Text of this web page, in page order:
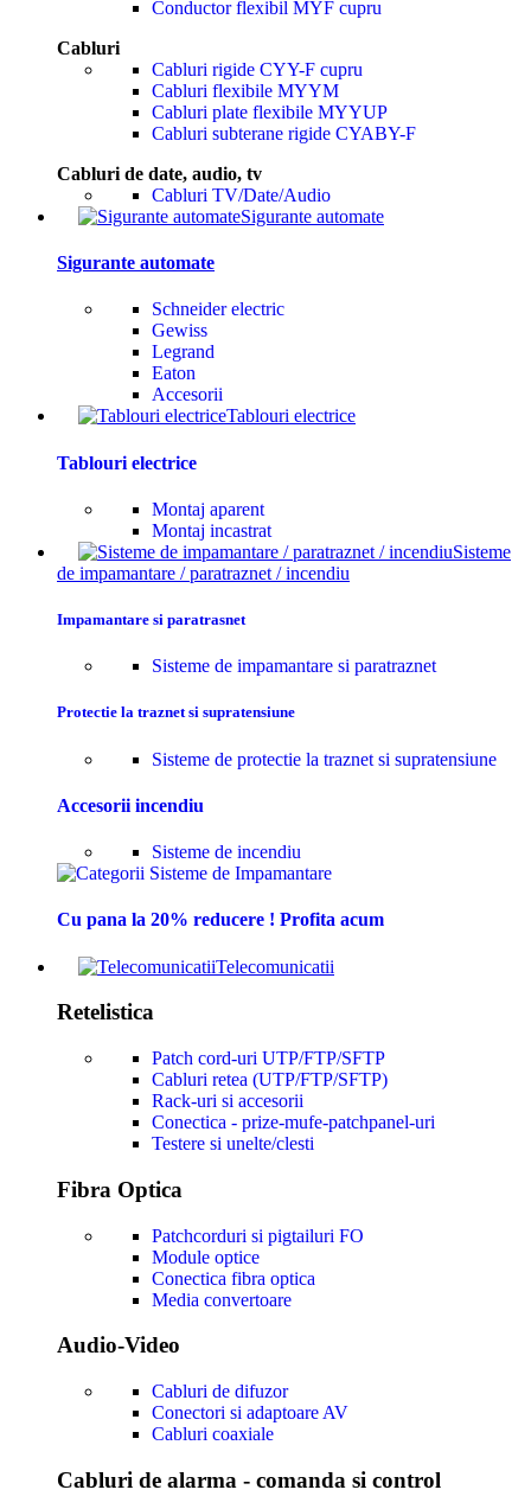
Conductor flexibil MYF cupru
Cabluri
Cabluri rigide CYY-F cupru
Cabluri flexibile MYYM
Cabluri plate flexibile MYYUP
Cabluri subterane rigide CYABY-F
Cabluri de date, audio, tv
Cabluri TV/Date/Audio
Sigurante automate
Sigurante automate
Schneider electric
Gewiss
Legrand
Eaton
Accesorii
Tablouri electrice
Tablouri electrice
Montaj aparent
Montaj incastrat
Sisteme
de impamantare / paratraznet / incendiu
Impamantare si paratrasnet
Sisteme de impamantare si paratraznet
Protectie la traznet si supratensiune
Sisteme de protectie la traznet si supratensiune
Accesorii incendiu
Sisteme de incendiu
Cu pana la 20% reducere ! Profita acum
Telecomunicatii
Retelistica
Patch cord-uri UTP/FTP/SFTP
Cabluri retea (UTP/FTP/SFTP)
Rack-uri si accesorii
Conectica - prize-mufe-patchpanel-uri
Testere si unelte/clesti
Fibra Optica
Patchcorduri si pigtailuri FO
Module optice
Conectica fibra optica
Media convertoare
Audio-Video
Cabluri de difuzor
Conectori si adaptoare AV
Cabluri coaxiale
Cabluri de alarma - comanda si control